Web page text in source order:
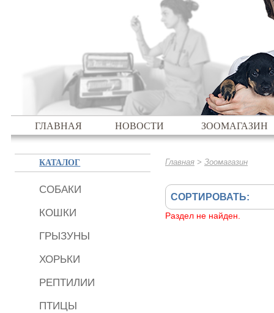
ГЛАВНАЯ НОВОСТИ ЗООМАГАЗИН
Главная> Зоомагазин
СОРТИРОВАТЬ:
Раздел не найден.
КАТАЛОГ
СОБАКИ
КОШКИ
ГРЫЗУНЫ
ХОРЬКИ
РЕПТИЛИИ
ПТИЦЫ